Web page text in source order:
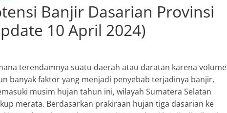
Banjir Dasarian Provinsi
10 April 2024)
terendamnya suatu daerah atau daratan karena volume
banyak faktor yang menjadi penyebab terjadinya banjir,
musim hujan tahun ini, wilayah Sumatera Selatan
merata. Berdasarkan prakiraan hujan tiga dasarian ke